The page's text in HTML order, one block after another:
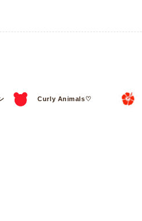
Curly Animals♡